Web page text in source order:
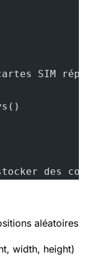
SIM
des
aléatoires
width, height)